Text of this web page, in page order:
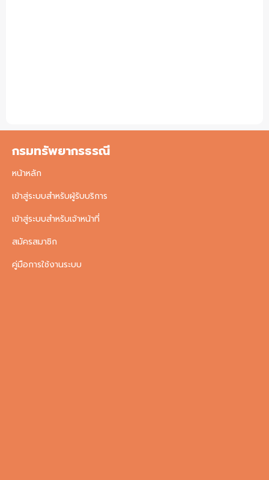
กรมทรัพยากรธรณี
หน้าหลัก
เข้าสู่ระบบสำหรับผู้รับบริการ
เข้าสู่ระบบสำหรับเจ้าหน้าที่
สมัครสมาชิก
คู่มือการใช้งานระบบ